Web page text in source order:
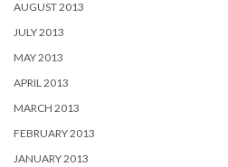
AUGUST 2013
JULY 2013
MAY 2013
APRIL 2013
MARCH 2013
FEBRUARY 2013
JANUARY 2013